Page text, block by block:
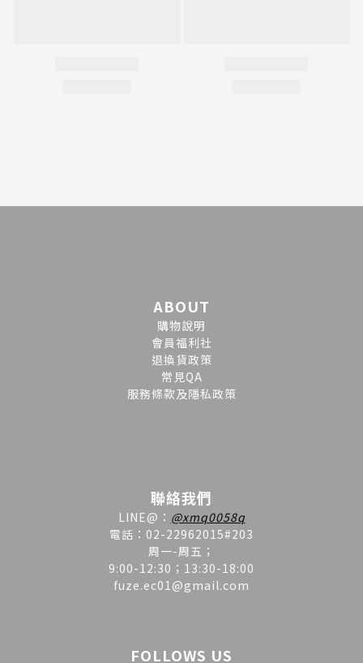
ABOUT
購物說明
會員福利社
退換貨政策
常見QA
服務條款及隱私政策
聯絡我們
LINE@ ： @xmq0058q
電話：02-22962015#203
周一-周五；
9:00-12:30；13:30-18:00
fuze.ec01@gmail.com
FOLLOWS US